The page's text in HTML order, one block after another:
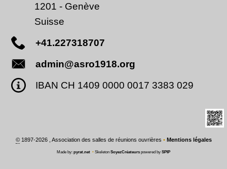
1201 - Genève
Suisse
+41.227318707
admin@asro1918.org
IBAN CH 1409 0000 0017 3383 029
©1897-2026 , Association des salles de réunions ouvrières • Mentions légales
Made by: pyrat.net • Skeleton SoyezCréateurs powered by SPIP